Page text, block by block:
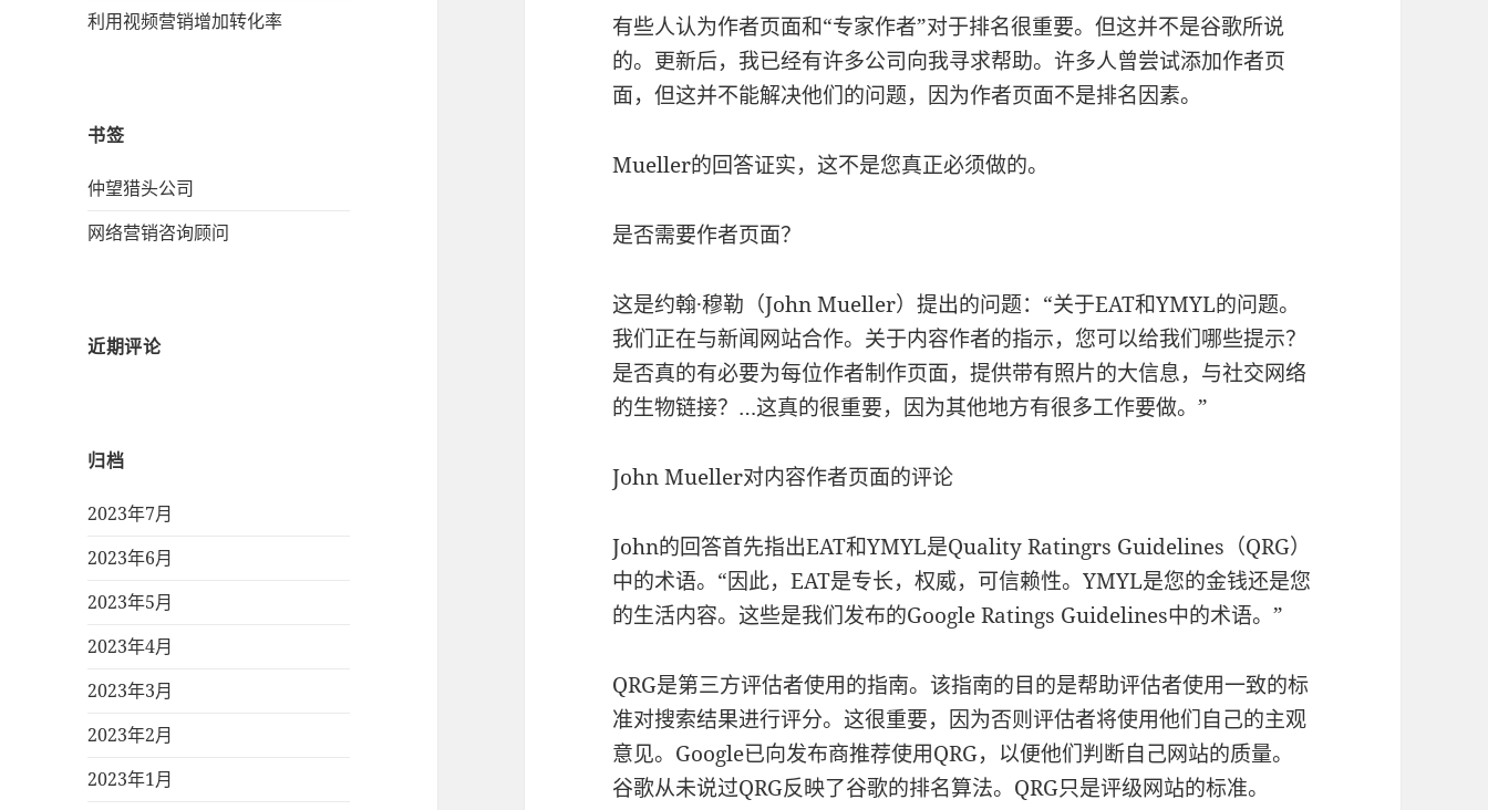
利用视频营销增加转化率
书签
仲望猎头公司
网络营销咨询顾问
近期评论
归档
2023年7月
2023年6月
2023年5月
2023年4月
2023年3月
2023年2月
2023年1月
有些人认为作者页面和“专家作者”对于排名很重要。但这并不是谷歌所说
的。更新后，我已经有许多公司向我寻求帮助。许多人曾尝试添加作者页
面，但这并不能解决他们的问题，因为作者页面不是排名因素。
Mueller的回答证实，这不是您真正必须做的。
是否需要作者页面？
这是约翰·穆勒（John Mueller）提出的问题：“关于EAT和YMYL的问题。
我们正在与新闻网站合作。关于内容作者的指示，您可以给我们哪些提示？
是否真的有必要为每位作者制作页面，提供带有照片的大信息，与社交网络
的生物链接？…这真的很重要，因为其他地方有很多工作要做。”
John Mueller对内容作者页面的评论
John的回答首先指出EAT和YMYL是Quality Ratingrs Guidelines（QRG）
中的术语。“因此，EAT是专长，权威，可信赖性。YMYL是您的金钱还是您
的生活内容。这些是我们发布的Google Ratings Guidelines中的术语。”
QRG是第三方评估者使用的指南。该指南的目的是帮助评估者使用一致的标
准对搜索结果进行评分。这很重要，因为否则评估者将使用他们自己的主观
意见。Google已向发布商推荐使用QRG，以便他们判断自己网站的质量。
谷歌从未说过QRG反映了谷歌的排名算法。QRG只是评级网站的标准。